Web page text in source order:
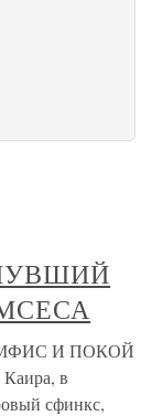
И ПОКОЙ
в
сфинкс,